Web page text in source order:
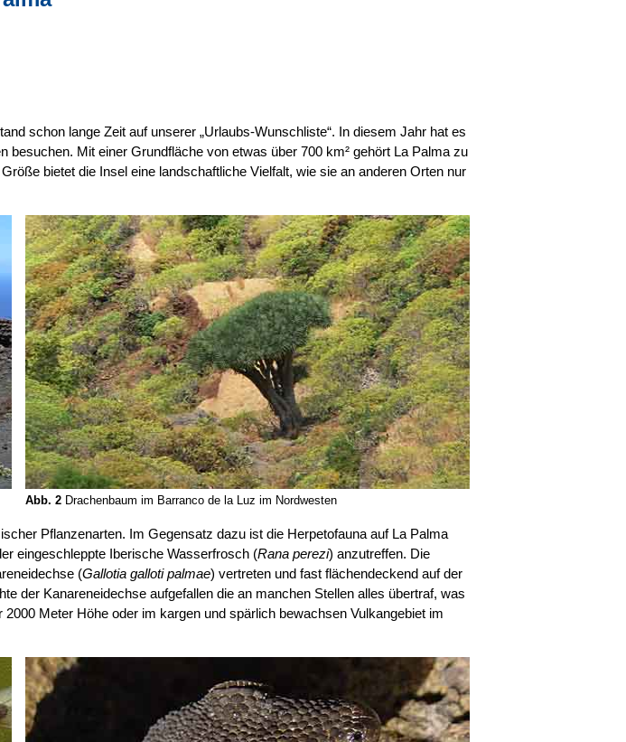
schon lange Zeit auf unserer „Urlaubs-Wunschliste“. In diesem Jahr hat es
Mit einer Grundfläche von etwas über 700 km² gehört La Palma zu
bietet die Insel eine landschaftliche Vielfalt, wie sie an anderen Orten nur
Abb. 2 Drachenbaum im Barranco de la Luz im Nordwesten
Pflanzenarten. Im Gegensatz dazu ist die Herpetofauna auf La Palma
eingeschleppte Iberische Wasserfrosch (Rana perezi) anzutreffen. Die
(Gallotia galloti palmae) vertreten und fast flächendeckend auf der
der Kanareneidechse aufgefallen die an manchen Stellen alles übertraf, was
Meter Höhe oder im kargen und spärlich bewachsen Vulkangebiet im